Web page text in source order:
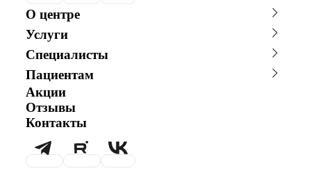
О центре
О клинике
Благотворительность
График работы
Услуги
Консультации специалистов
Программы врт и эко
Акушерство и гинекология
Анализы
Специалисты
Главный врач
Репродуктолог
Андролог
Эндокринолог
Эмбриолог
Психолог
Пациентам
Онлайн-консультации
специалистов
Вопрос специалисту (Вопрос-
ответ)
Проживание
Обследования перед ЭКО,
Акции
Отзывы
Контакты